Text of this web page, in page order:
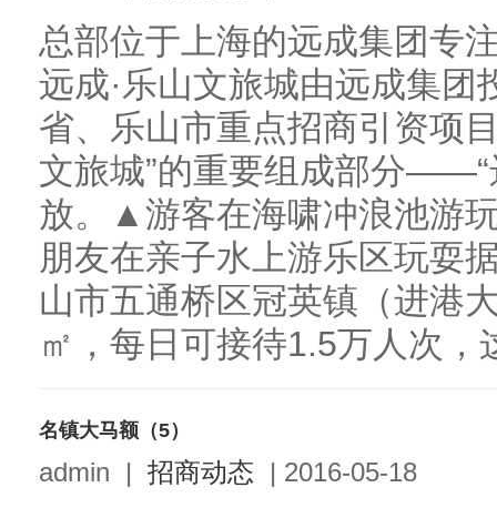
总部位于上海的远成集团专
远成·乐山文旅城由远成集
省、乐山市重点招商引资项
文旅城”的重要组成部分——“
放。▲游客在海啸冲浪池游
朋友在亲子水上游乐区玩耍
山市五通桥区冠英镇（进港
㎡，每日可接待1.5万人次，
名镇大马额（5）
admin | 招商动态 | 2016-05-18